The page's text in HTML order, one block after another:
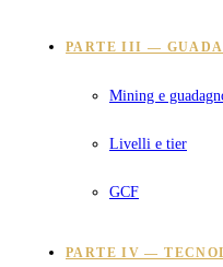
PARTE III —
Mining e
Livelli e tier
GCF
PARTE IV —